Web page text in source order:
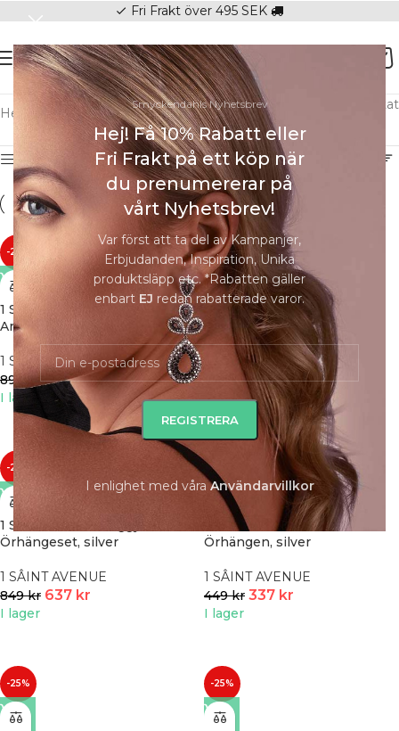
Smyckendahls Nyhetsbrev
Hej! Få 10% Rabatt eller
Fri Frakt på ett köp när
du prenumererar på
vårt Nyhetsbrev!
Var först att ta del av Kampanjer,
Erbjudanden, Inspiration, Unika
produktsläpp etc. *Rabatten gäller
enbart EJ redan rabatterade varor.
I enlighet med våraAnvändarvillkor
check Fri Frakt över 495 SEK
Hem Varumärken/1 SÂINT AVENUE
Visar alla 12 resultat
Show sidebar
-25%
1 Sâint Avenue – Diana
Armband, silver
1 SÂINT AVENUE
899kr 675kr
I lager
-25%
1 Sâint Avenue – Leonie
örhängen, guld/vit
1 SÂINT AVENUE
499kr 375kr
I lager
-25%
1 Sâint Avenue – Jiggy
Örhängeset, silver
1 SÂINT AVENUE
849kr 637 kr
I lager
-25%
1 Sâint Avenue – Confetti
Örhängen, silver
1 SÂINT AVENUE
449kr 337 kr
I lager
-25% -25%